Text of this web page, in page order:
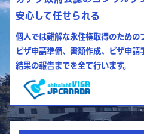
安心して任せられる
個人では難解な永住権取得のための
ビザ申請準備、書類作成、ビザ申請
結果の報告までを全て行います。